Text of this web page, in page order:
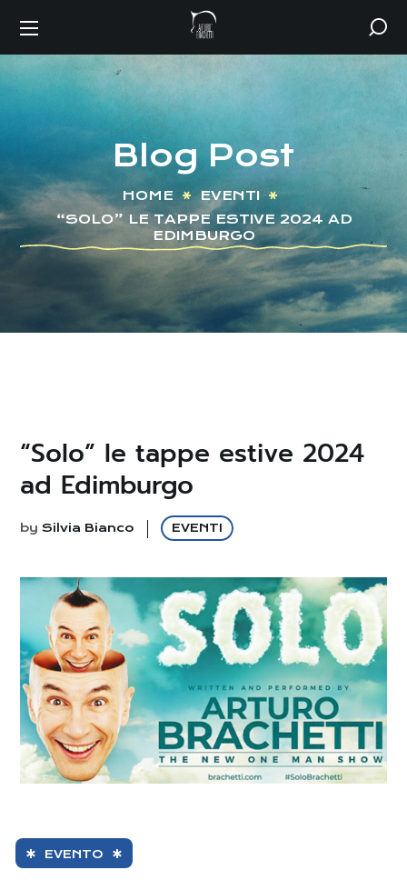
Blog Post
HOME
EVENTI
“SOLO” LE TAPPE ESTIVE 2024 AD
EDIMBURGO
“Solo” le tappe estive 2024
ad Edimburgo
bySilvia Bianco EVENTI
EVENTO